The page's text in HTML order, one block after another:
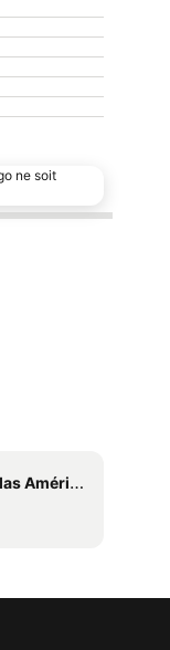
ne soit
Américas